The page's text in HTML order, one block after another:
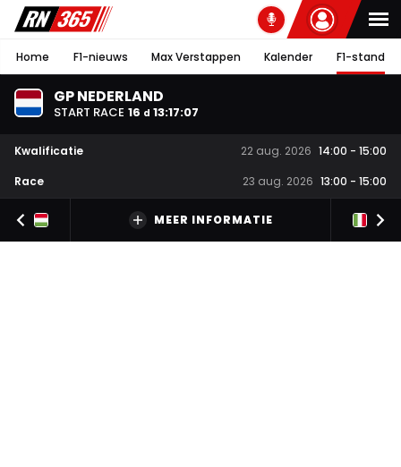
Home F1-nieuws Max Verstappen Kalender F1-stand
GP NEDERLAND
START RACE 16 d 13:17:07
Kwalificatie 22 aug. 2026 14:00 - 15:00
Race
23 aug. 2026 13:00 - 15:00
MEER INFORMATIE